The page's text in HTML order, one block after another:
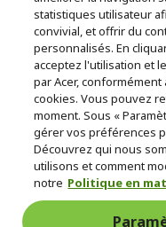
Gratuite
© 2026 Acer Inc.
CPYou BV est le
services proposés au
statistiques utilisateur
convivial, et offrir du
personnalisés. En
acceptez l'utilisation et
par Acer,
cookies. Vous pouvez
moment. Sous «
gérer vos préférences
Découvrez qui nous
utilisons et comment
notre Politique en